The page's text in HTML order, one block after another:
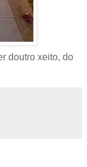
doutro xeito, do